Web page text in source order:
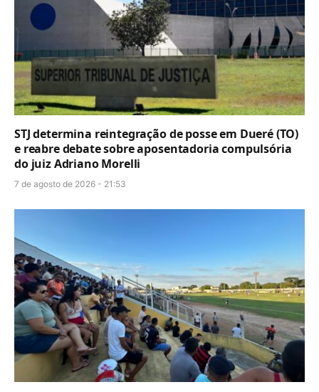
STJ determina reintegração de posse em Dueré (TO)
e reabre debate sobre aposentadoria compulsória
do juiz Adriano Morelli
7 de agosto de 2026 - 21:53